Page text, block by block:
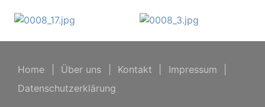
Home Über uns Kontakt Impressum
Datenschutzerklärung